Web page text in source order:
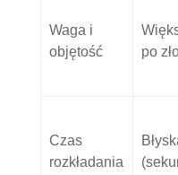
Waga i
objętość
po
Czas
rozkładania